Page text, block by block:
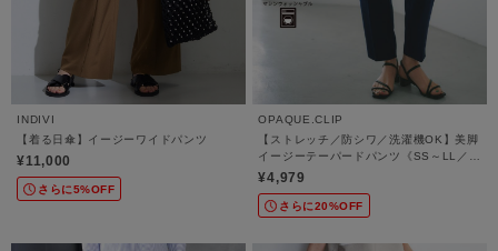
INDIVI
【着る日傘】イージーワイドパンツ
¥11,000
さらに5%OFF
OPAQUE.CLIP
【ストレッチ／防シワ／洗濯機OK】美脚
イージーテーパードパンツ《SS～LL／
5col／セットアップ可／丈が選べる》
¥4,979
さらに20%OFF